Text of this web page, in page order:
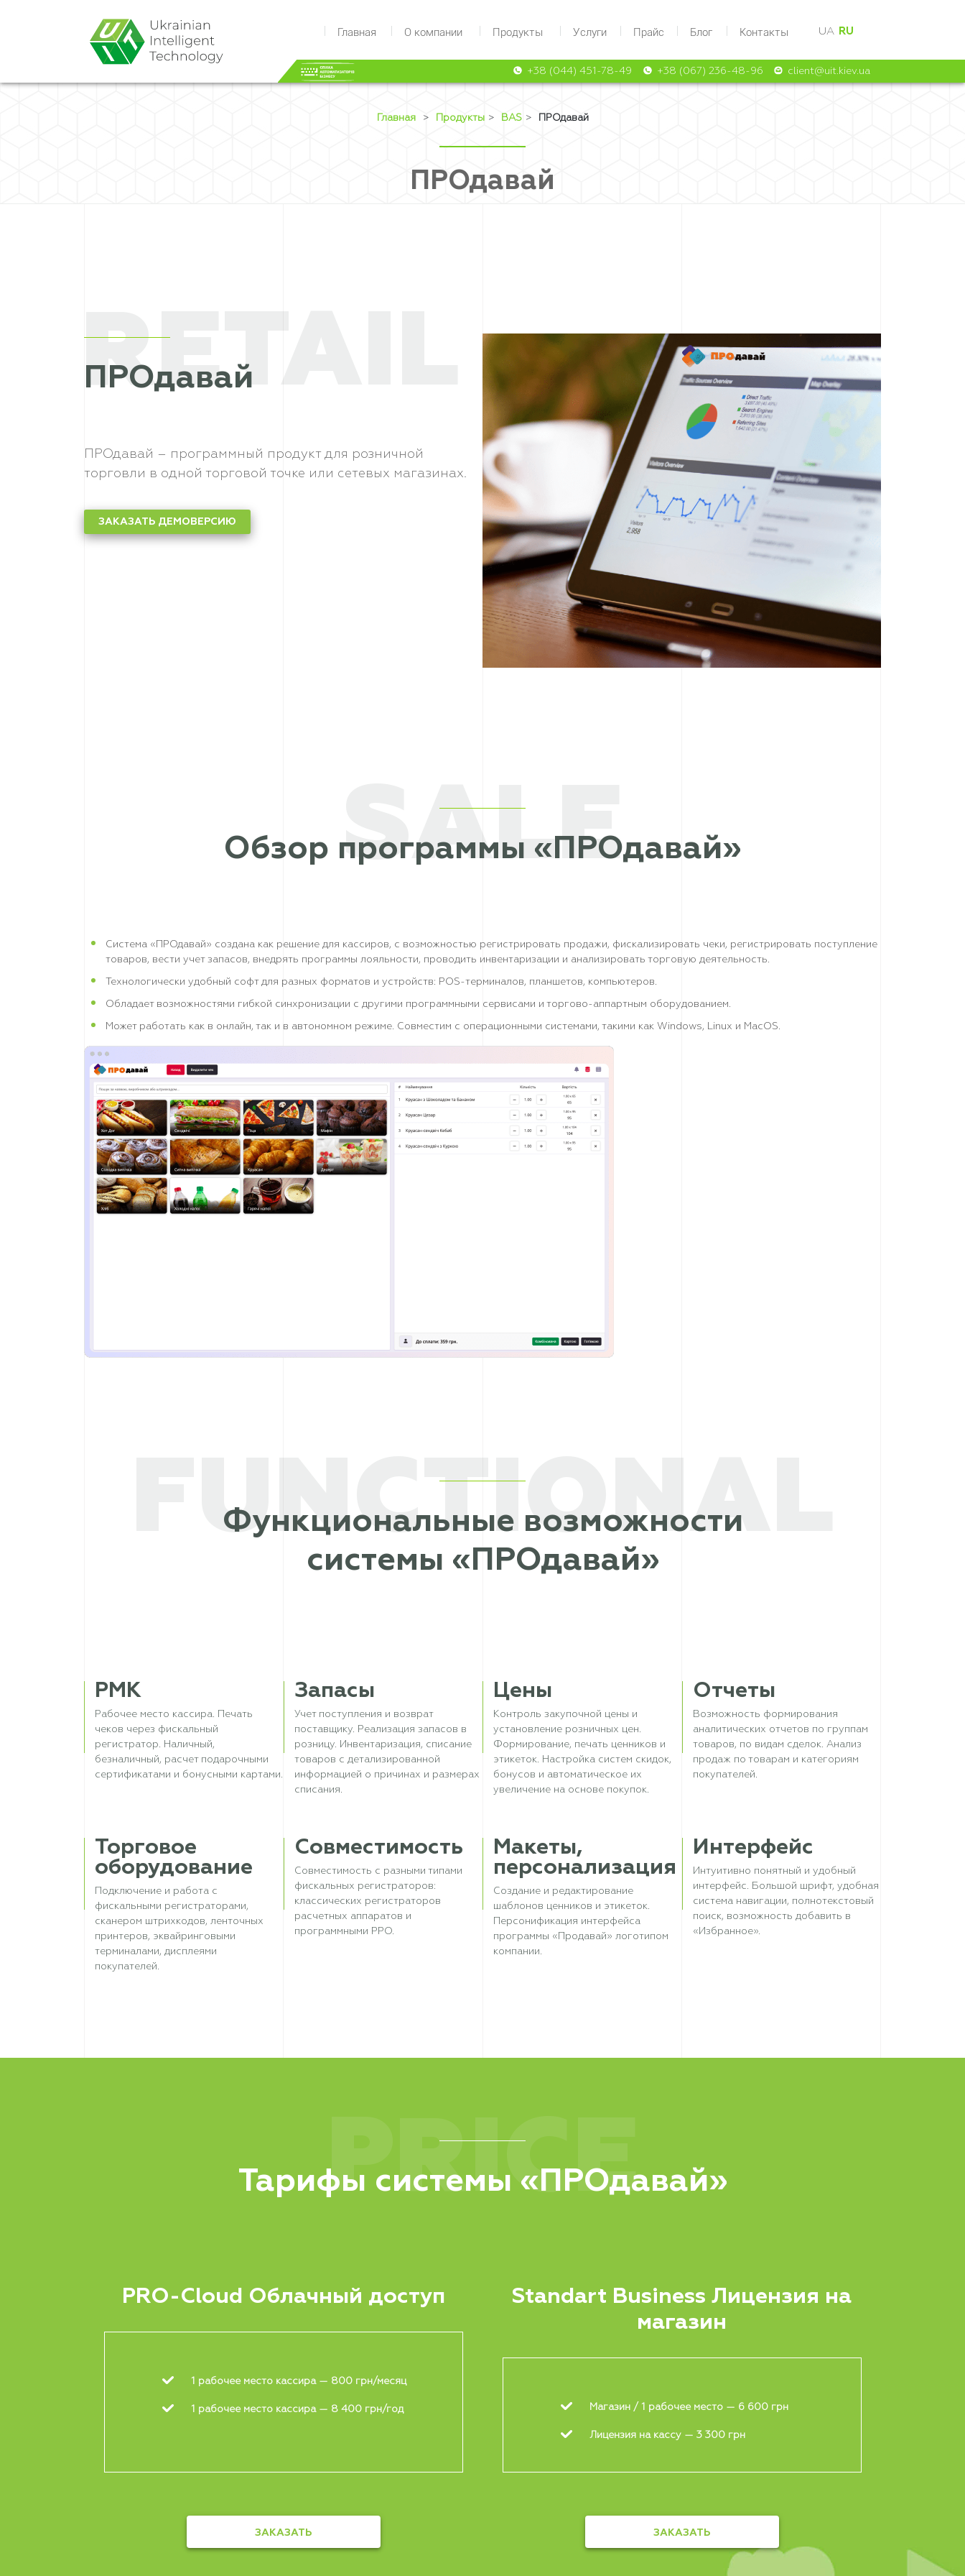
Главная О компании Продукты Услуги Прайс Блог Контакты UA RU
+38 (044) 451-78-49 +38 (067) 236-48-96 client@uit.kiev.ua
Главная > Продукты > BAS > ПРОдавай
ПРОдавай
RETAIL
ПРОдавай
ПРОдавай – программный продукт для розничной
торговли в одной торговой точке или сетевых магазинах.
ЗАКАЗАТЬ ДЕМОВЕРСИЮ
Обзор программы «ПРОдавай»
SALE
Система «ПРОдавай» создана как решение для кассиров, с возможностью регистрировать продажи, фискализировать чеки, регистрировать поступление
товаров, вести учет запасов, внедрять программы лояльности, проводить инвентаризации и анализировать торговую деятельность.
Технологически удобный софт для разных форматов и устройств: POS-терминалов, планшетов, компьютеров.
Обладает возможностями гибкой синхронизации с другими программными сервисами и торгово-аппартным оборудованием.
Может работать как в онлайн, так и в автономном режиме. Совместим с операционными системами, такими как Windows, Linux и MacOS.
Функциональные возможности
системы «ПРОдавай»
FUNCTIONAL
РМК
Рабочее место кассира. Печать
чеков через фискальный
регистратор. Наличный,
безналичный, расчет подарочными
сертификатами и бонусными картами.
Запасы
Учет поступления и возврат
поставщику. Реализация запасов в
розницу. Инвентаризация, списание
товаров с детализированной
информацией о причинах и размерах
списания.
Цены
Контроль закупочной цены и
установление розничных цен.
Формирование, печать ценников и
этикеток. Настройка систем скидок,
бонусов и автоматическое их
увеличение на основе покупок.
Отчеты
Возможность формирования
аналитических отчетов по группам
товаров, по видам сделок. Анализ
продаж по товарам и категориям
покупателей.
Торговое
оборудование
Подключение и работа с
фискальными регистраторами,
сканером штрихкодов, ленточных
принтеров, эквайринговыми
терминалами, дисплеями
покупателей.
Совместимость
Совместимость с разными типами
фискальных регистраторов:
классических регистраторов
расчетных аппаратов и
программными РРО.
Макеты,
персонализация
Создание и редактирование
шаблонов ценников и этикеток.
Персонификация интерфейса
программы «Продавай» логотипом
компании.
Интерфейс
Интуитивно понятный и удобный
интерфейс. Большой шрифт, удобная
система навигации, полнотекстовый
поиск, возможность добавить в
«Избранное».
Тарифы системы «ПРОдавай»
PRICE
PRO-Cloud Облачный доступ
1 рабочее место кассира — 800 грн/месяц
1 рабочее место кассира — 8 400 грн/год
ЗАКАЗАТЬ
Standart Business Лицензия на
магазин
Магазин / 1 рабочее место — 6 600 грн
Лицензия на кассу — 3 300 грн
ЗАКАЗАТЬ